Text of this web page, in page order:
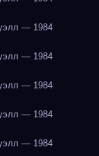
— 1984
— 1984
— 1984
— 1984
— 1984